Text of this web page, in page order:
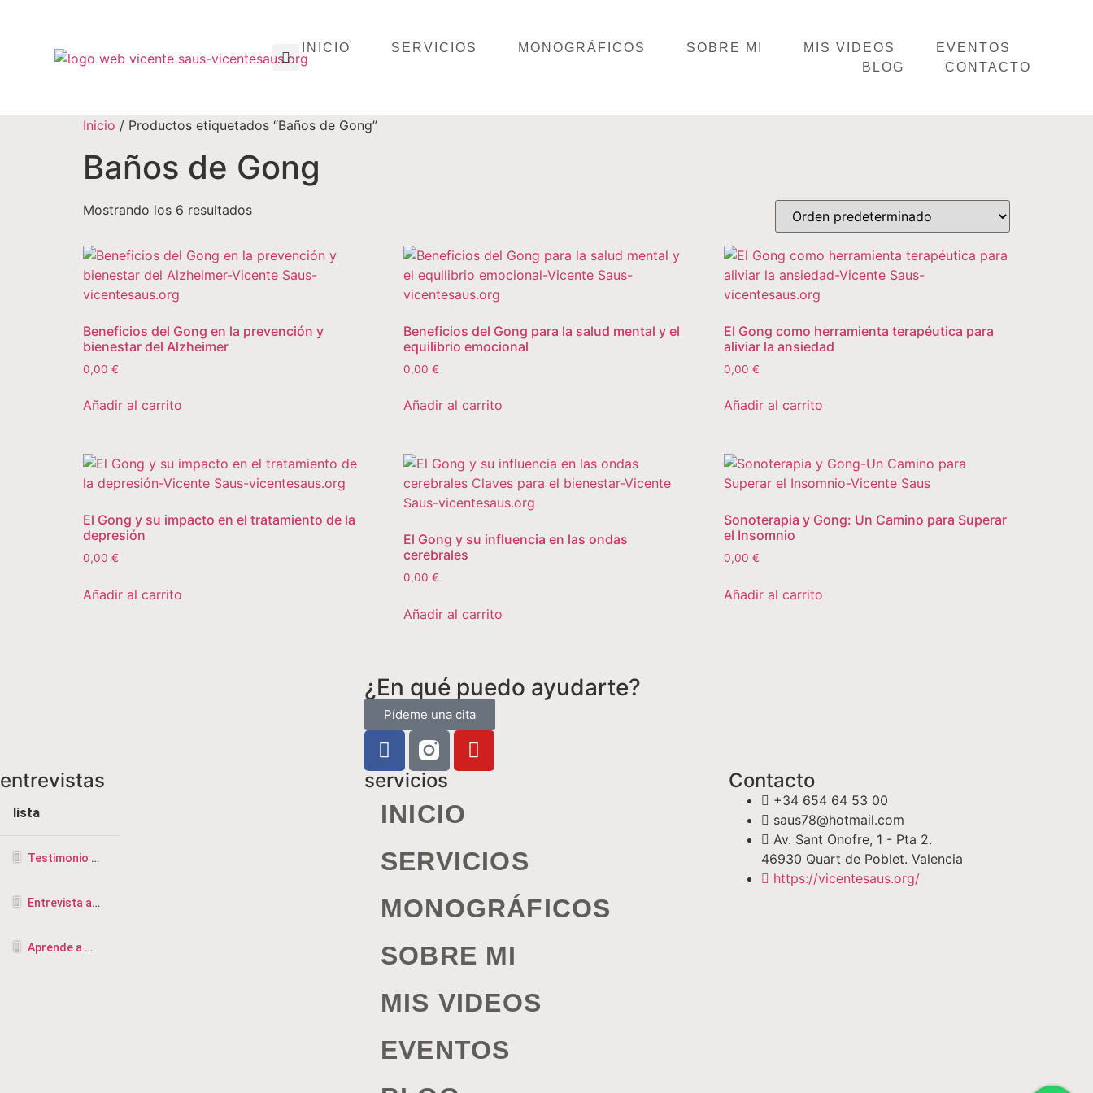
INICIO SERVICIOS MONOGRÁFICOS SOBRE MI MIS VIDEOS
EVENTOS
BLOG
CONTACTO
Inicio / Productos etiquetados “Baños de Gong”
Baños de Gong
Mostrando los 6 resultados
Beneficios del Gong en la prevención y
bienestar del Alzheimer
0,00 €
Añadir al carrito
Beneficios del Gong para la salud mental y el
equilibrio emocional
0,00 €
Añadir al carrito
El Gong como herramienta terapéutica para
aliviar la ansiedad
0,00 €
Añadir al carrito
El Gong y su impacto en el tratamiento de la
depresión
0,00 €
Añadir al carrito
El Gong y su influencia en las ondas
cerebrales
0,00 €
Añadir al carrito
Sonoterapia y Gong: Un Camino para Superar
el Insomnio
0,00 €
Añadir al carrito
¿En qué puedo ayudarte?
Pídeme una cita
entrevistas
lista
Testimonio de la CRISIS más profunda a ser TERAPEUTA
Entrevista a Vicente Saus, terapeuta de Diksha, rebirthing y masajista en Valencia
Aprende a Manifestar-Entrevista Midalia tv.
servicios
INICIO
SERVICIOS
MONOGRÁFICOS
SOBRE MI
MIS VIDEOS
EVENTOS
Contacto
+34 654 64 53 00
saus78@hotmail.com
Av. Sant Onofre, 1 - Pta 2.
46930 Quart de Poblet. Valencia
https://vicentesaus.org/